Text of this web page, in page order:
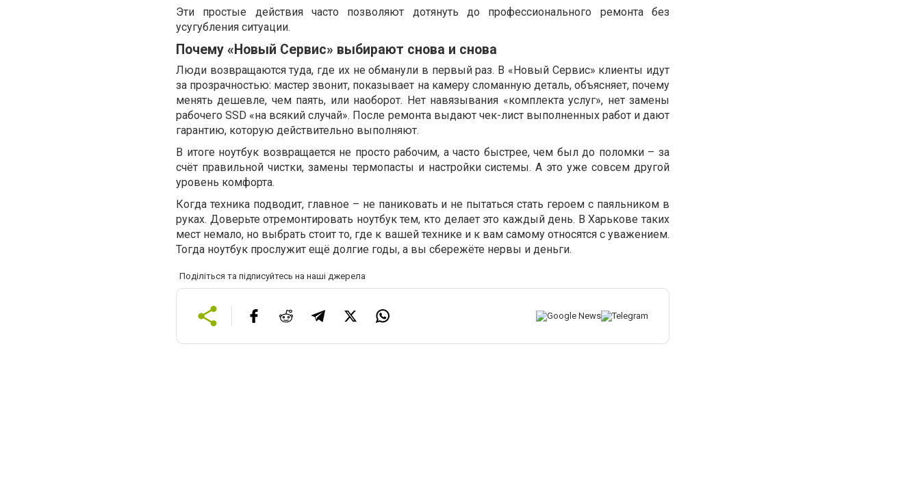
Эти простые действия часто позволяют дотянуть до профессионального ремонта без
усугубления ситуации.
Почему «Новый Сервис» выбирают снова и снова
Люди возвращаются туда, где их не обманули в первый раз. В «Новый Сервис» клиенты идут
за прозрачностью: мастер звонит, показывает на камеру сломанную деталь, объясняет, почему
менять дешевле, чем паять, или наоборот. Нет навязывания «комплекта услуг», нет замены
рабочего SSD «на всякий случай». После ремонта выдают чек-лист выполненных работ и дают
гарантию, которую действительно выполняют.
В итоге ноутбук возвращается не просто рабочим, а часто быстрее, чем был до поломки – за
счёт правильной чистки, замены термопасты и настройки системы. А это уже совсем другой
уровень комфорта.
Когда техника подводит, главное – не паниковать и не пытаться стать героем с паяльником в
руках. Доверьте отремонтировать ноутбук тем, кто делает это каждый день. В Харькове таких
мест немало, но выбрать стоит то, где к вашей технике и к вам самому относятся с уважением.
Тогда ноутбук прослужит ещё долгие годы, а вы сбережёте нервы и деньги.
Поділіться та підписуйтесь на наші джерела